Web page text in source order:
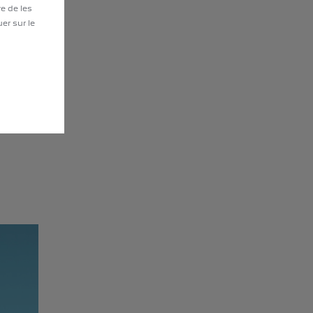
de les
sur le